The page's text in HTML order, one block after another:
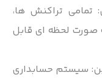
تراکنش ها،
صورت لحظه ای قابل
سیستم حسابداری